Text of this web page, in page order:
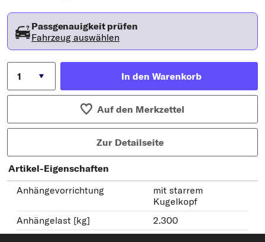
Passgenauigkeit prüfen
Fahrzeug auswählen
In den Warenkorb
Auf den Merkzettel
Zur Detailseite
Artikel-Eigenschaften
Anhängevorrichtung
mit starrem
Kugelkopf
Anhängelast [kg]
2.300